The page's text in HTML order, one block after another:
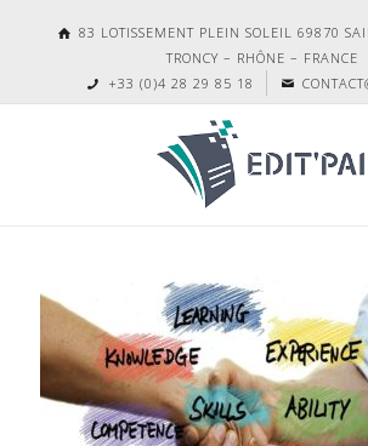
83 LOTISSEMENT PLEIN SOLEIL 69870
TRONCY – RHÔNE – FRANCE
+33 (0)4 28 29 85 18